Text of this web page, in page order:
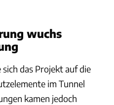
wuchs
das Projekt auf die
im Tunnel
kamen jedoch